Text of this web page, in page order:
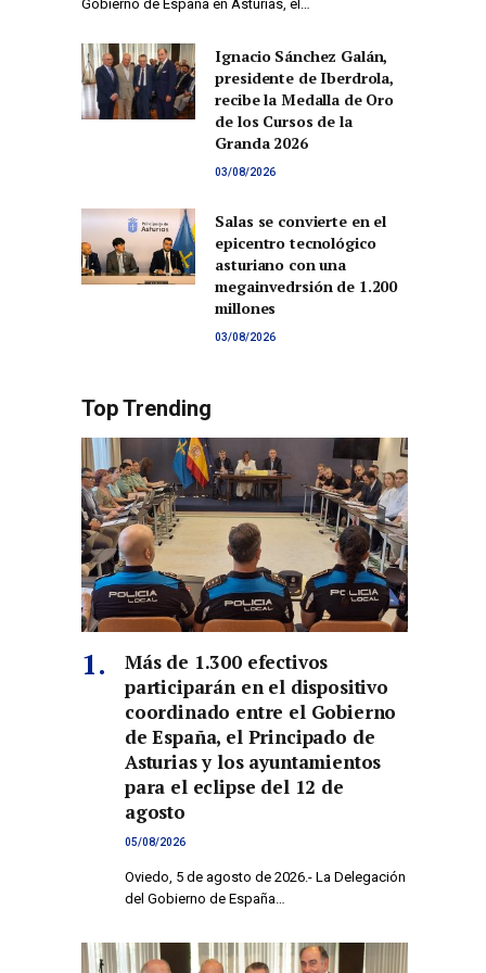
Gobierno de España en Asturias, el…
Ignacio Sánchez Galán,
presidente de Iberdrola,
recibe la Medalla de Oro
de los Cursos de la
Granda 2026
03/08/2026
Salas se convierte en el
epicentro tecnológico
asturiano con una
megainvedrsión de 1.200
millones
03/08/2026
Top Trending
Más de 1.300 efectivos
participarán en el dispositivo
coordinado entre el Gobierno
de España, el Principado de
Asturias y los ayuntamientos
para el eclipse del 12 de
agosto
05/08/2026
Oviedo, 5 de agosto de 2026.- La Delegación
del Gobierno de España…